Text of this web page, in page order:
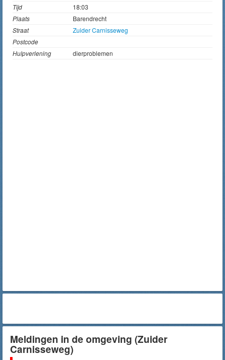
Tijd
18:03
Plaats
Barendrecht
Straat
Zuider Carnisseweg
Postcode
Hulpverlening
dierproblemen
Meldingen in de omgeving (Zuider
Carnisseweg)